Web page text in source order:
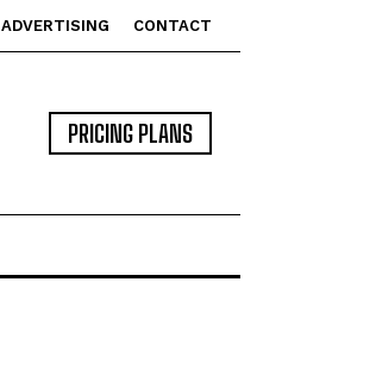
ADVERTISING CONTACT
PRICING PLANS